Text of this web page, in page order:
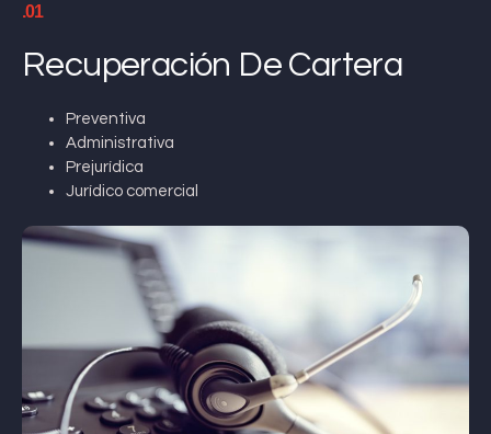
.01
Recuperación De Cartera
Preventiva
Administrativa
Prejurídica
Jurídico comercial